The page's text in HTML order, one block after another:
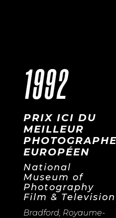
1992
PRIX ICI DU
MEILLEUR
EUROPÉEN
National
Museum of
Photography
Film & Television
Bradford, Royaume-